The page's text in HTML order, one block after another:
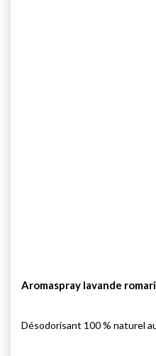
Aromaspray lavande
Désodorisant 100 % naturel